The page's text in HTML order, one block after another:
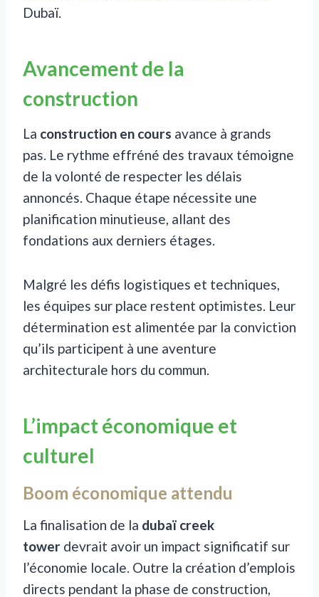
Dubaï.
Avancement de la
construction
La construction en cours avance à grands
pas. Le rythme effréné des travaux témoigne
de la volonté de respecter les délais
annoncés. Chaque étape nécessite une
planification minutieuse, allant des
fondations aux derniers étages.
Malgré les défis logistiques et techniques,
les équipes sur place restent optimistes. Leur
détermination est alimentée par la conviction
qu’ils participent à une aventure
architecturale hors du commun.
L’impact économique et
culturel
Boom économique attendu
La finalisation de la dubaï creek
tower devrait avoir un impact significatif sur
l’économie locale. Outre la création d’emplois
directs pendant la phase de construction,